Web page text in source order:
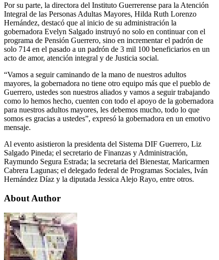
Por su parte, la directora del Instituto Guerrerense para la Atención
Integral de las Personas Adultas Mayores, Hilda Ruth Lorenzo
Hernández, destacó que al inicio de su administración la
gobernadora Evelyn Salgado instruyó no solo en continuar con el
programa de Pensión Guerrero, sino en incrementar el padrón de
solo 714 en el pasado a un padrón de 3 mil 100 beneficiarios en un
acto de amor, atención integral y de Justicia social.
“Vamos a seguir caminando de la mano de nuestros adultos
mayores, la gobernadora no tiene otro equipo más que el pueblo de
Guerrero, ustedes son nuestros aliados y vamos a seguir trabajando
como lo hemos hecho, cuenten con todo el apoyo de la gobernadora
para nuestros adultos mayores, les debemos mucho, todo lo que
somos es gracias a ustedes”, expresó la gobernadora en un emotivo
mensaje.
Al evento asistieron la presidenta del Sistema DIF Guerrero, Liz
Salgado Pineda; el secretario de Finanzas y Administración,
Raymundo Segura Estrada; la secretaria del Bienestar, Maricarmen
Cabrera Lagunas; el delegado federal de Programas Sociales, Iván
Hernández Díaz y la diputada Jessica Alejo Rayo, entre otros.
About Author